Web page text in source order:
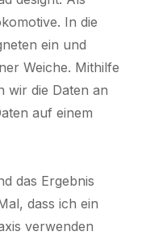
In die
ein und
Weiche. Mithilfe
wir die Daten an
auf einem
das Ergebnis
dass ich ein
verwenden